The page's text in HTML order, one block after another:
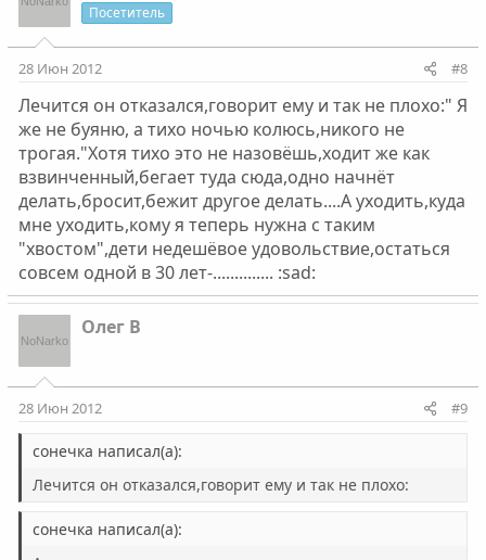
Посетитель
28 Июн 2012 #8
Лечится он отказался,говорит ему и так не плохо:" Я
же не буяню, а тихо ночью колюсь,никого не
трогая."Хотя тихо это не назовёшь,ходит же как
взвинченный,бегает туда сюда,одно начнёт
делать,бросит,бежит другое делать....А уходить,куда
мне уходить,кому я теперь нужна с таким
"хвостом",дети недешёвое удовольствие,остаться
совсем одной в 30 лет-.............. :sad:
Олег В
28 Июн 2012 #9
сонечка написал(а):
Лечится он отказался,говорит ему и так не плохо:
сонечка написал(а):